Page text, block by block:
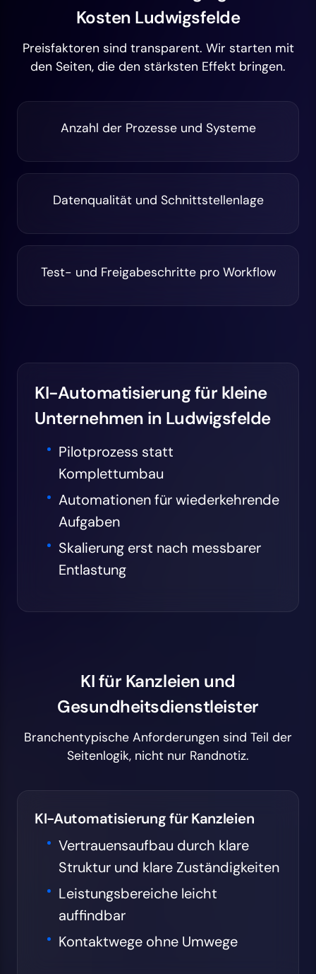
Kosten Ludwigsfelde
Preisfaktoren sind transparent. Wir starten mit
den Seiten, die den stärksten Effekt bringen.
Anzahl der Prozesse und Systeme
Datenqualität und Schnittstellenlage
Test- und Freigabeschritte pro Workflow
KI-Automatisierung für kleine
Unternehmen in Ludwigsfelde
Pilotprozess statt
Komplettumbau
Automationen für wiederkehrende
Aufgaben
Skalierung erst nach messbarer
Entlastung
KI für Kanzleien und
Gesundheitsdienstleister
Branchentypische Anforderungen sind Teil der
Seitenlogik, nicht nur Randnotiz.
KI-Automatisierung für Kanzleien
Vertrauensaufbau durch klare
Struktur und klare Zuständigkeiten
Leistungsbereiche leicht
auffindbar
Kontaktwege ohne Umwege